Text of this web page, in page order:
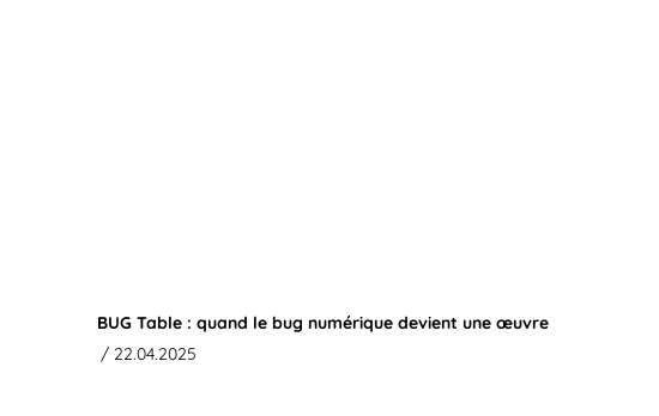
BUG Table : quand le bug numérique devient une œuvre
/ 22.04.2025